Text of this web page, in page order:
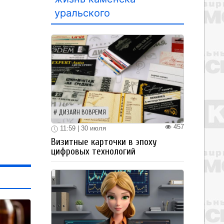
уральского
ДИЗАЙН ВОВРЕМЯ
457
11:59 | 30 июля
Визитные карточки в эпоху
цифровых технологий